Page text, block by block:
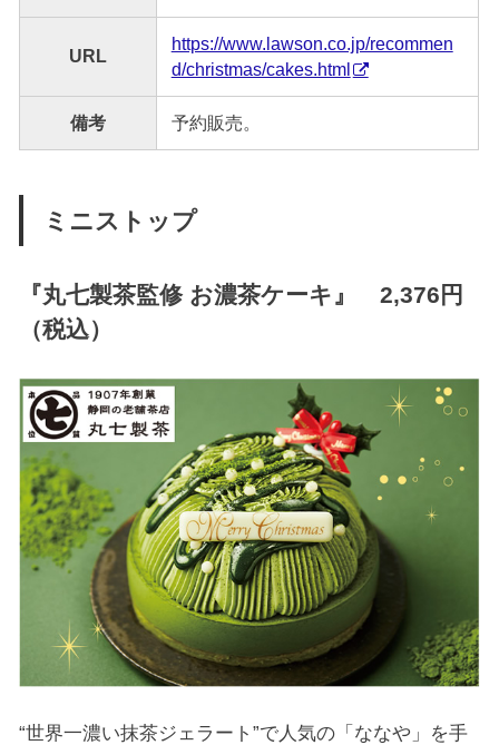
URL
https://www.lawson.co.jp/recommen
d/christmas/cakes.html
備考 予約販売。
ミニストップ
『丸七製茶監修 お濃茶ケーキ』 2,376円
（税込）
“世界一濃い抹茶ジェラート”で人気の「ななや」を手